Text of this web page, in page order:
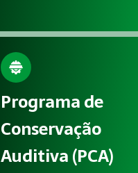
Programa de
Conservação
Auditiva (PCA)